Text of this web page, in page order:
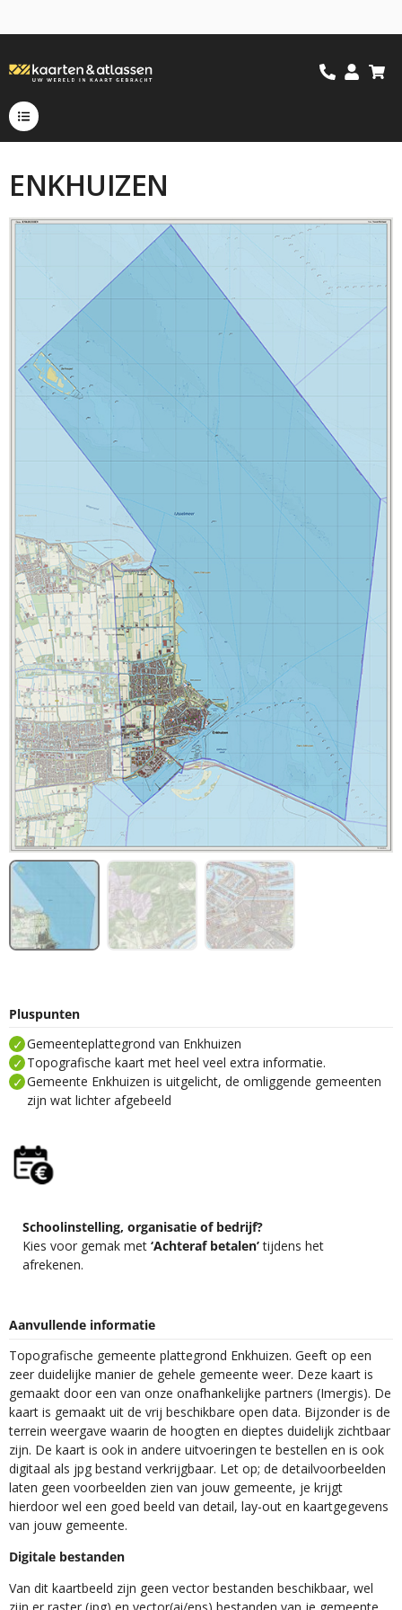
ENKHUIZEN
Pluspunten
Gemeenteplattegrond van Enkhuizen
Topografische kaart met heel veel extra informatie.
Gemeente Enkhuizen is uitgelicht, de omliggende gemeenten
zijn wat lichter afgebeeld
Schoolinstelling, organisatie of bedrijf?
Kies voor gemak met ‘Achteraf betalen’tijdens het
afrekenen.
Aanvullende informatie
Topografische gemeente plattegrond Enkhuizen. Geeft op een
zeer duidelijke manier de gehele gemeente weer. Deze kaart is
gemaakt door een van onze onafhankelijke partners (Imergis). De
kaart is gemaakt uit de vrij beschikbare open data. Bijzonder is de
terrein weergave waarin de hoogten en dieptes duidelijk zichtbaar
zijn. De kaart is ook in andere uitvoeringen te bestellen en is ook
digitaal als jpg bestand verkrijgbaar. Let op; de detailvoorbeelden
laten geen voorbeelden zien van jouw gemeente, je krijgt
hierdoor wel een goed beeld van detail, lay-out en kaartgegevens
van jouw gemeente.
Digitale bestanden
Van dit kaartbeeld zijn geen vector bestanden beschikbaar, wel